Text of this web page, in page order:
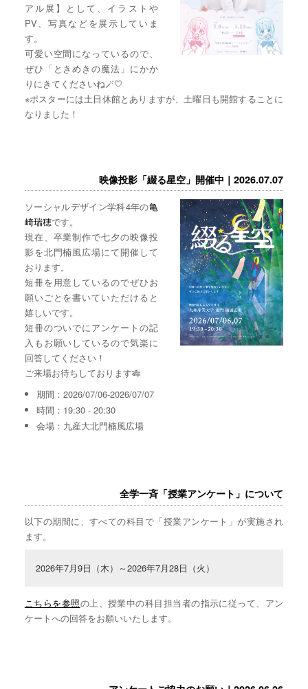
アル展】として、イラストや
PV、写真などを展示していま
す。
可愛い空間になっているので、
ぜひ「ときめきの魔法」にかか
りにきてくださいね🪄🤍
※ポスターには土日休館とありますが、土曜日も開館することに
なりました！
映像投影「綴る星空」開催中｜2026.07.07
ソーシャルデザイン学科4年の亀
崎瑞穂です。
現在、卒業制作で七夕の映像投
影を北門楠風広場にて開催して
おります。
短冊を用意しているのでぜひお
願いごとを書いていただけると
嬉しいです。
短冊のついでにアンケートの記
入もお願いしているので気楽に
回答してください！
ご来場お待ちしております🎋
期間：2026/07/06-2026/07/07
時間：19:30 - 20:30
会場：九産大北門楠風広場
全学一斉「授業アンケート」について
以下の期間に、すべての科目で「授業アンケート」が実施され
ます。
2026年7月9日（木）～2026年7月28日（火）
こちらを参照の上、授業中の科目担当者の指示に従って、アン
ケートへの回答をお願いいたします。